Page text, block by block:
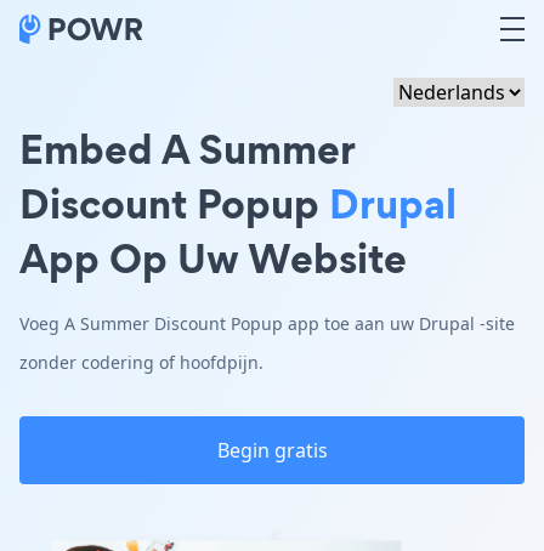
Embed A Summer
Discount Popup Drupal
App Op Uw Website
Voeg A Summer Discount Popup app toe aan uw Drupal -site
zonder codering of hoofdpijn.
Begin gratis